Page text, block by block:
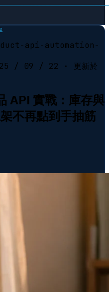
api-automation-
/ 09 / 22
· 更新於
API 實戰：庫存與
不再點到手抽筋